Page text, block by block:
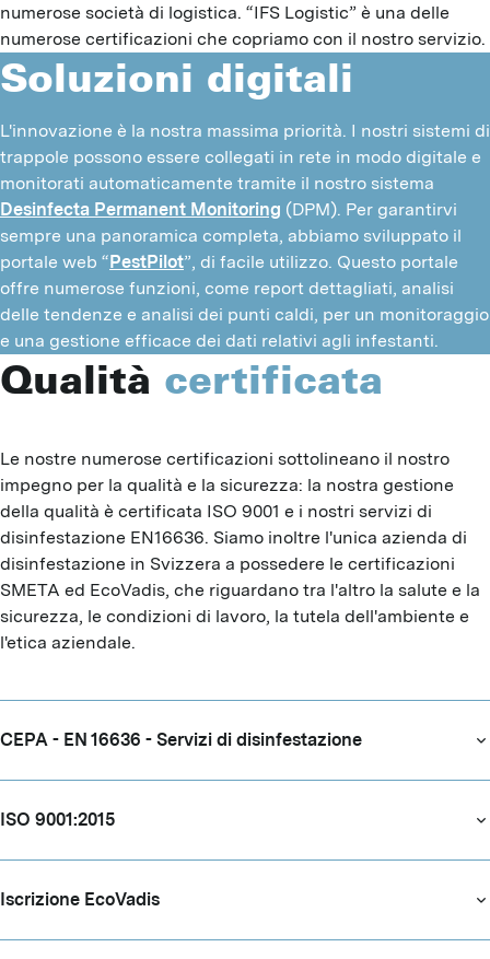
numerose società di logistica. “IFS Logistic” è una delle
numerose certificazioni che copriamo con il nostro servizio.
Soluzioni digitali
L'innovazione è la nostra massima priorità. I nostri sistemi di
trappole possono essere collegati in rete in modo digitale e
monitorati automaticamente tramite il nostro sistema
Desinfecta Permanent Monitoring (DPM). Per garantirvi
sempre una panoramica completa, abbiamo sviluppato il
portale web “PestPilot”, di facile utilizzo. Questo portale
offre numerose funzioni, come report dettagliati, analisi
delle tendenze e analisi dei punti caldi, per un monitoraggio
e una gestione efficace dei dati relativi agli infestanti.
Qualità certificata
Le nostre numerose certificazioni sottolineano il nostro
impegno per la qualità e la sicurezza: la nostra gestione
della qualità è certificata ISO 9001 e i nostri servizi di
disinfestazione EN16636. Siamo inoltre l'unica azienda di
disinfestazione in Svizzera a possedere le certificazioni
SMETA ed EcoVadis, che riguardano tra l'altro la salute e la
sicurezza, le condizioni di lavoro, la tutela dell'ambiente e
l'etica aziendale.
CEPA - EN 16636 - Servizi di disinfestazione
ISO 9001:2015
Iscrizione EcoVadis